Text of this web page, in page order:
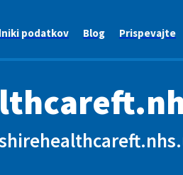
podatkov Blog Prispevajte